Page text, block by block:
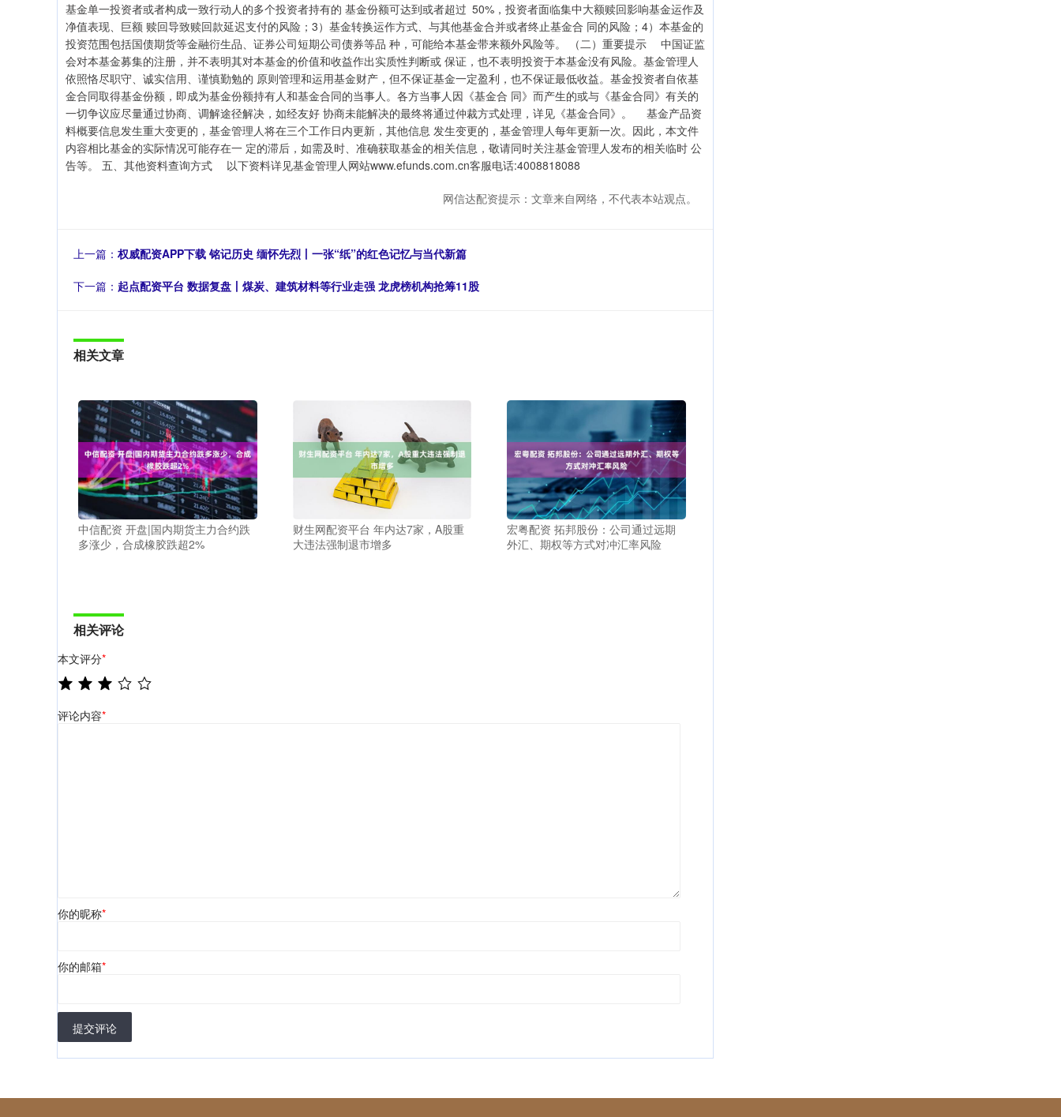
基金单一投资者或者构成一致行动人的多个投资者持有的 基金份额可达到或者超过 50%，投资者面临集中大额赎回影响基金运作及
净值表现、巨额 赎回导致赎回款延迟支付的风险；3）基金转换运作方式、与其他基金合并或者终止基金合 同的风险；4）本基金的
投资范围包括国债期货等金融衍生品、证券公司短期公司债券等品 种，可能给本基金带来额外风险等。 （二）重要提示 中国证监
会对本基金募集的注册，并不表明其对本基金的价值和收益作出实质性判断或 保证，也不表明投资于本基金没有风险。基金管理人
依照恪尽职守、诚实信用、谨慎勤勉的 原则管理和运用基金财产，但不保证基金一定盈利，也不保证最低收益。基金投资者自依基
金合同取得基金份额，即成为基金份额持有人和基金合同的当事人。各方当事人因《基金合 同》而产生的或与《基金合同》有关的
一切争议应尽量通过协商、调解途径解决，如经友好 协商未能解决的最终将通过仲裁方式处理，详见《基金合同》。 基金产品资
料概要信息发生重大变更的，基金管理人将在三个工作日内更新，其他信息 发生变更的，基金管理人每年更新一次。因此，本文件
内容相比基金的实际情况可能存在一 定的滞后，如需及时、准确获取基金的相关信息，敬请同时关注基金管理人发布的相关临时 公
告等。 五、其他资料查询方式 以下资料详见基金管理人网站www.efunds.com.cn客服电话:4008818088
网信达配资提示：文章来自网络，不代表本站观点。
上一篇： 权威配资APP下载 铭记历史 缅怀先烈丨一张“纸”的红色记忆与当代新篇
下一篇： 起点配资平台 数据复盘丨煤炭、建筑材料等行业走强 龙虎榜机构抢筹11股
相关文章
中信配资 开盘|国内期货主力合约跌
多涨少，合成橡胶跌超2%
财生网配资平台 年内达7家，A股重
大违法强制退市增多
宏粤配资 拓邦股份：公司通过远期
外汇、期权等方式对冲汇率风险
相关评论
本文评分*
评论内容*
你的昵称*
你的邮箱*
提交评论